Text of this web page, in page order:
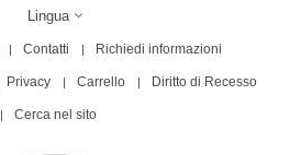
Lingua
Contatti Richiedi informazioni
Privacy Carrello Diritto di Recesso
Cerca nel sito